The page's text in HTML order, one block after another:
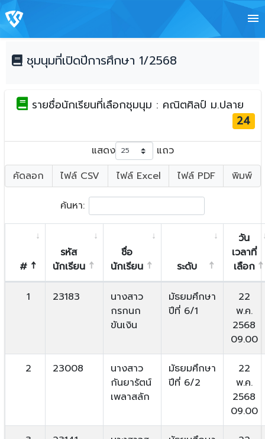
menu
ชุมนุมที่เปิดปีการศึกษา 1/2568
รายชื่อนักเรียนที่เลือกชุมนุม : คณิตศิลป์ ม.ปลาย
24
แสดง
แถว
คัดลอก
ไฟล์ CSV ไฟล์ Excel ไฟล์ PDF พิมพ์
ค้นหา:
#
รหัส
นักเรียน
ชื่อ
นักเรียน
ระดับ
วัน
เวลาที่
เลือก
1 23183
นางสาว
กรกนก
ขันเงิน
มัธยมศึกษา
ปีที่ 6/1
22
พ.ค.
2568
09.00
2 23008
นางสาว
กันยารัตน์
เพลาสลัก
มัธยมศึกษา
ปีที่ 6/2
22
พ.ค.
2568
09.00